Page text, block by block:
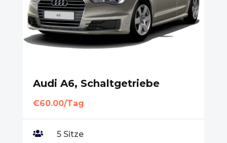
Audi A6, Schaltgetriebe
€60.00/Tag
 5 Sitze